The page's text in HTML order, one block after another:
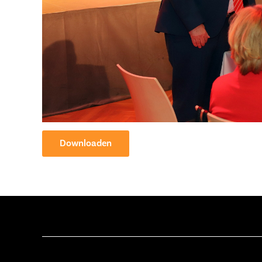
Downloaden